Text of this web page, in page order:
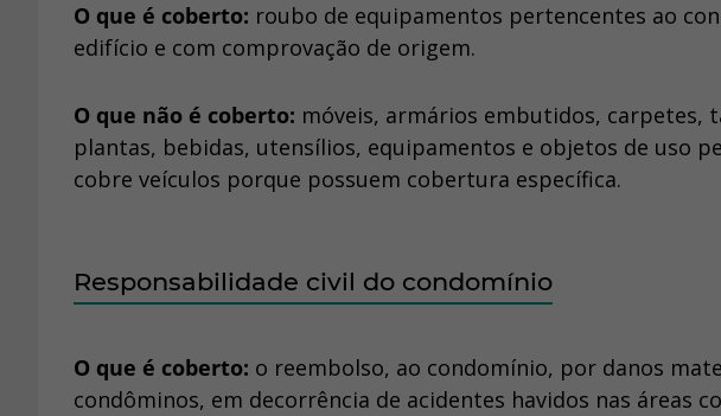
O que é coberto: roubo de equipamentos pertencentes ao
edifício e com comprovação de origem.
O que não é coberto: móveis, armários embutidos, carpetes,
plantas, bebidas, utensílios, equipamentos e objetos de uso
cobre veículos porque possuem cobertura específica.
Responsabilidade civil do condomínio
O que é coberto: o reembolso, ao condomínio, por danos
condôminos, em decorrência de acidentes havidos nas áreas